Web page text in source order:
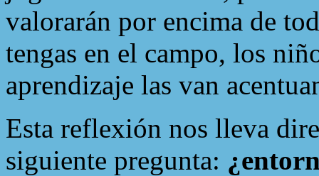
valorarán por encima de
tengas en el campo, los
aprendizaje las van
Esta reflexión nos lleva
siguiente pregunta: